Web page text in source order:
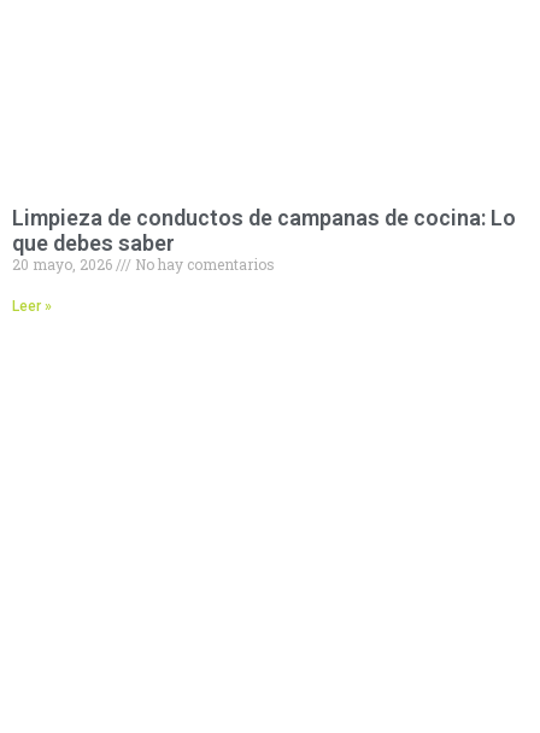
Limpieza de conductos de campanas de cocina: Lo
que debes saber
20 mayo, 2026 No hay comentarios
Leer »